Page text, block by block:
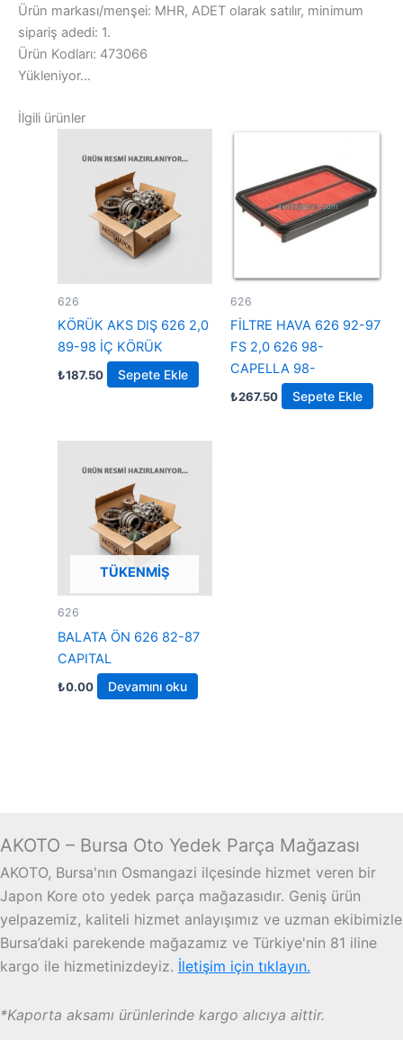
Ürün markası/menşei: MHR, ADET olarak satılır, minimum
sipariş adedi: 1.
Ürün Kodları: 473066
Yükleniyor...
İlgili ürünler
626
KÖRÜK AKS DIŞ 626 2,0
89-98 İÇ KÖRÜK
₺187.50 Sepete Ekle
626
FİLTRE HAVA 626 92-97
FS 2,0 626 98-
CAPELLA 98-
₺267.50 Sepete Ekle
TÜKENMIŞ
626
BALATA ÖN 626 82-87
CAPITAL
₺0.00 Devamını oku
AKOTO – Bursa Oto Yedek Parça Mağazası
AKOTO, Bursa'nın Osmangazi ilçesinde hizmet veren bir
Japon Kore oto yedek parça mağazasıdır. Geniş ürün
yelpazemiz, kaliteli hizmet anlayışımız ve uzman ekibimizle
Bursa’daki parekende mağazamız ve Türkiye'nin 81 iline
kargo ile hizmetinizdeyiz. İletişim için tıklayın.
*Kaporta aksamı ürünlerinde kargo alıcıya aittir.